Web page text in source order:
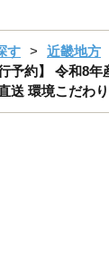
す 近畿地方
行予約】 令和8
送 環境こだわ